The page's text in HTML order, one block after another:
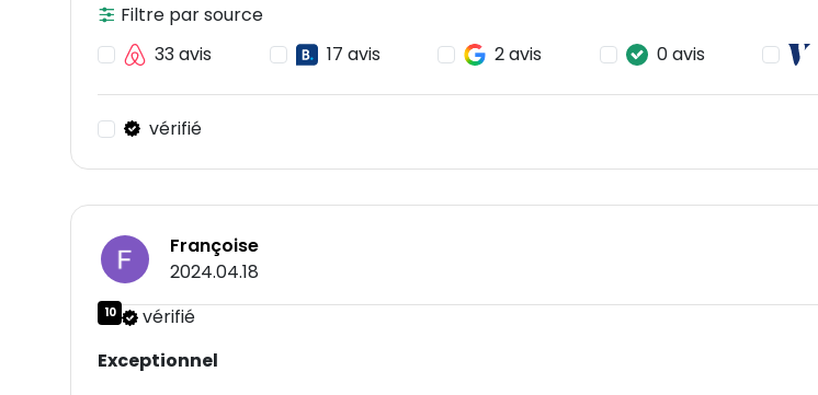
Filtre par source
33 avis
17 avis 2 avis 0 avis
vérifié
Françoise
2024.04.18
10
vérifié
Exceptionnel